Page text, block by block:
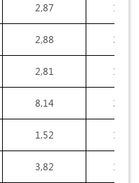
2,87 13,67
2,88 38,46
2,81 11,88
8,14 34,49
1,52 12,33
3,82 11,05